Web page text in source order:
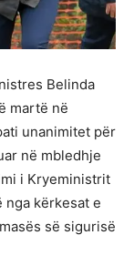
Belinda
martë në
unanimitet për
në mbledhje
i Kryeministrit
kërkesat e
së sigurisë